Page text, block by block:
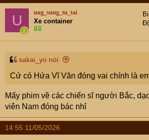
t
o
n
s
U ung_sung_tu_tai
Xe container
sakai_yo nói:
Cứ có Hứa Vĩ Văn đóng vai chính là
Mấy phim về các chiến sĩ người Bắc,
viên Nam đóng bác nhỉ
14:55 11/05/2026